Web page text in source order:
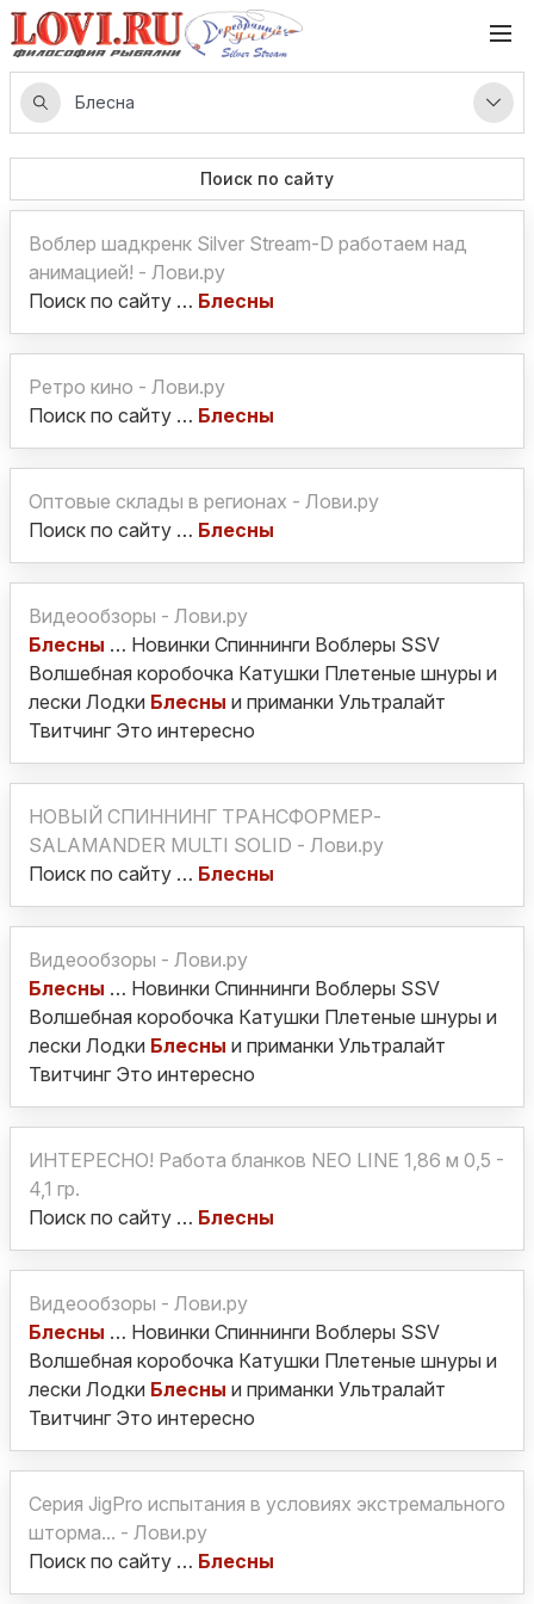
Поиск по сайту
Воблер шадкренк Silver Stream-D работаем над
анимацией! - Лови.ру
Поиск по сайту … Блесны
Ретро кино - Лови.ру
Поиск по сайту … Блесны
Оптовые склады в регионах - Лови.ру
Поиск по сайту … Блесны
Видеообзоры - Лови.ру
Блесны … Новинки Спиннинги Воблеры SSV
Волшебная коробочка Катушки Плетеные шнуры и
лески Лодки Блесны и приманки Ультралайт
Твитчинг Это интересно
НОВЫЙ СПИННИНГ ТРАНСФОРМЕР-
SALAMANDER MULTI SOLID - Лови.ру
Поиск по сайту … Блесны
Видеообзоры - Лови.ру
Блесны … Новинки Спиннинги Воблеры SSV
Волшебная коробочка Катушки Плетеные шнуры и
лески Лодки Блесны и приманки Ультралайт
Твитчинг Это интересно
ИНТЕРЕСНО! Работа бланков NEO LINE 1,86 м 0,5 -
4,1 гр.
Поиск по сайту … Блесны
Видеообзоры - Лови.ру
Блесны … Новинки Спиннинги Воблеры SSV
Волшебная коробочка Катушки Плетеные шнуры и
лески Лодки Блесны и приманки Ультралайт
Твитчинг Это интересно
Серия JigPro испытания в условиях экстремального
шторма... - Лови.ру
Поиск по сайту … Блесны